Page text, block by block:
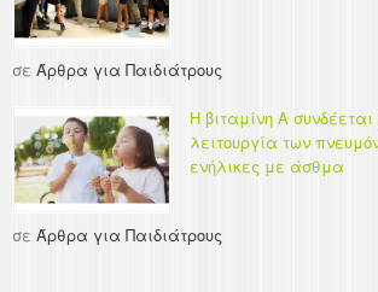
σε Άρθρα για Παιδιάτρους
Η βιταμίνη Α
λειτουργία των
ενήλικες με άσθμα
σε Άρθρα για Παιδιάτρους